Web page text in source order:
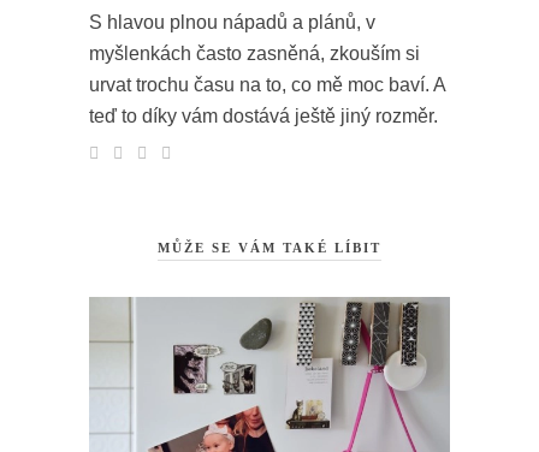
S hlavou plnou nápadů a plánů, v
myšlenkách často zasněná, zkouším si
urvat trochu času na to, co mě moc baví. A
teď to díky vám dostává ještě jiný rozměr.
MŮŽE SE VÁM TAKÉ LÍBIT